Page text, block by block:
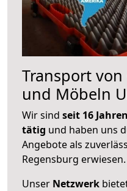
Transport
und Möbeln
Wir sind seit 16
tätig und haben uns
Angebote als
Regensburg erwiesen.
Unser Netzwerk